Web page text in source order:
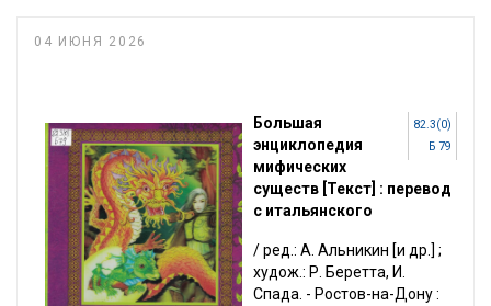
04 ИЮНЯ 2026
82.3(0)
Б 79
Большая
энциклопедия
мифических
существ [Текст] : перевод
с итальянского
/ ред.: А. Альникин [и др.] ;
худож.: Р. Беретта, И.
Спада. - Ростов-на-Дону :